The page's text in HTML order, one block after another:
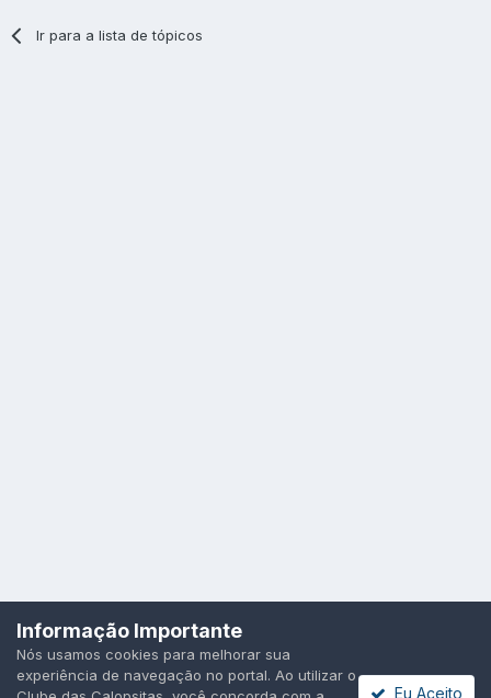
Ir para a lista de tópicos
Idioma Política de Privacidade
Todos os direitos reservados.
Powered by Invision Community
Informação Importante
Nós usamos cookies para melhorar sua
experiência de navegação no portal. Ao utilizar o
Eu Aceito